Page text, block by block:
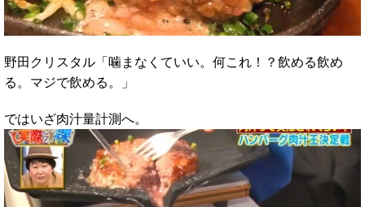
野田クリスタル「噛まなくていい。何これ！？飲める飲め
る。マジで飲める。」
ではいざ肉汁量計測へ。